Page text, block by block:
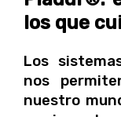
los que
Los
nos
nuestro